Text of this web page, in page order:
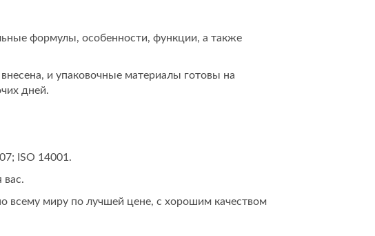
формулы, особенности, функции, а также
и упаковочные материалы готовы на
дней.
ISO 14001.
вас.
всему миру по лучшей цене, с хорошим качеством